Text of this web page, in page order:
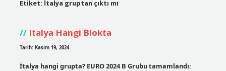
Etiket: İtalya gruptan çıktı mı
Italya Hangi Blokta
Tarih: Kasım 19, 2024
İtalya hangi grupta? EURO 2024 B Grubu tamamlandı: